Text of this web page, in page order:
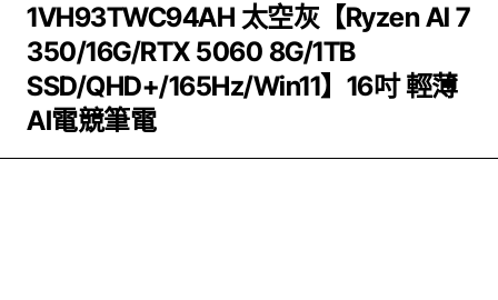
1VH93TWC94AH 太空灰【Ryzen Al 7
350/16G/RTX 5060 8G/1TB
SSD/QHD+/165Hz/Win11】16吋 輕薄
AI電競筆電